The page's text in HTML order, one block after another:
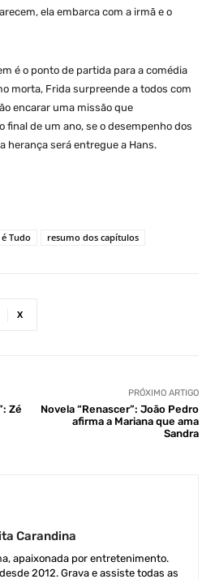
ela embarca com a irmã e o
é o ponto de partida para a comédia
morta, Frida surpreende a todos com
encarar uma missão que
final de um ano, se o desempenho dos
herança será entregue a Hans.
Tudo resumo dos capítulos
X
Zé
PRÓXIMO ARTIGO
Novela “Renascer”: João Pedro
afirma a Mariana que ama
Sandra
Carandina
apaixonada por entretenimento.
2012. Grava e assiste todas as